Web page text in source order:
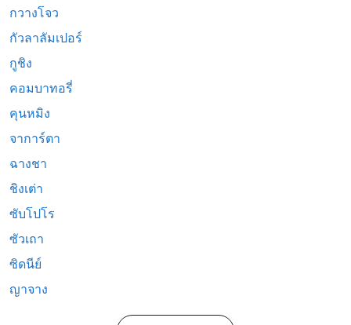
กวางโจว
กัวลาลัมเปอร์
กูชิง
คอมบาทอรี่
คุนหมิง
จาการ์ตา
ฉางชา
ชิงเต่า
ซับโปโร
ซัวเถา
ซิดนีย์
ญาจาง